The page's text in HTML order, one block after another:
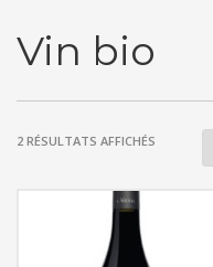
Vin bio
2 RÉSULTATS AFFICHÉS